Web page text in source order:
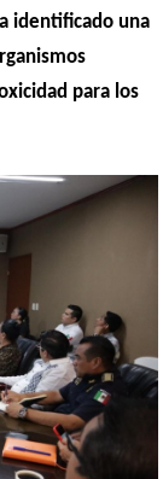
identificado una
para los